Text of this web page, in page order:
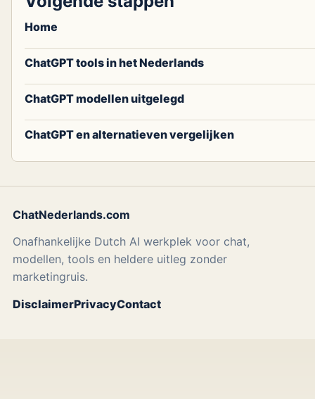
Home
ChatGPT tools in het Nederlands
ChatGPT modellen uitgelegd
ChatGPT en alternatieven vergelijken
ChatNederlands.com
Onafhankelijke Dutch AI werkplek voor chat,
modellen, tools en heldere uitleg zonder
marketingruis.
DisclaimerPrivacyContact